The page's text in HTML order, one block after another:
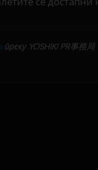
преку YOSHIKI PR事務局